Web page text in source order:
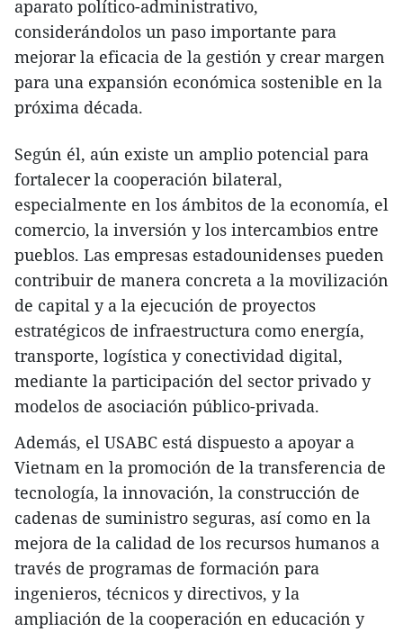
aparato político-administrativo,
considerándolos un paso importante para
mejorar la eficacia de la gestión y crear margen
para una expansión económica sostenible en la
próxima década.
Según él, aún existe un amplio potencial para
fortalecer la cooperación bilateral,
especialmente en los ámbitos de la economía, el
comercio, la inversión y los intercambios entre
pueblos. Las empresas estadounidenses pueden
contribuir de manera concreta a la movilización
de capital y a la ejecución de proyectos
estratégicos de infraestructura como energía,
transporte, logística y conectividad digital,
mediante la participación del sector privado y
modelos de asociación público-privada.
Además, el USABC está dispuesto a apoyar a
Vietnam en la promoción de la transferencia de
tecnología, la innovación, la construcción de
cadenas de suministro seguras, así como en la
mejora de la calidad de los recursos humanos a
través de programas de formación para
ingenieros, técnicos y directivos, y la
ampliación de la cooperación en educación y